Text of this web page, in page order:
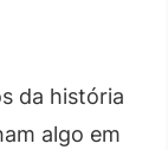
da história
algo em